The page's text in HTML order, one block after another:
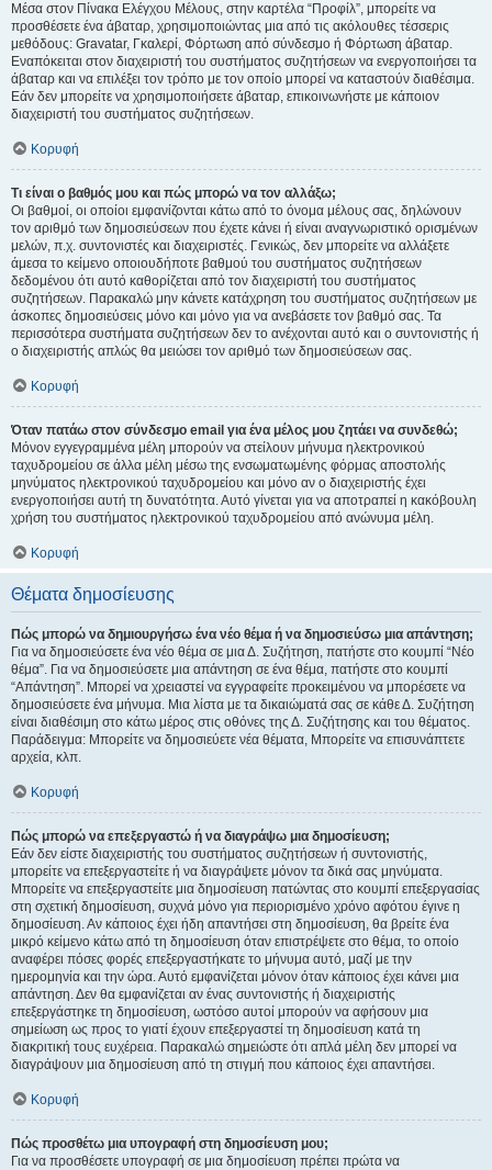
Μέσα στον Πίνακα Ελέγχου Μέλους, στην καρτέλα “Προφίλ”, μπορείτε να
προσθέσετε ένα άβαταρ, χρησιμοποιώντας μια από τις ακόλουθες τέσσερις
μεθόδους: Gravatar, Γκαλερί, Φόρτωση από σύνδεσμο ή Φόρτωση άβαταρ.
Εναπόκειται στον διαχειριστή του συστήματος συζητήσεων να ενεργοποιήσει τα
άβαταρ και να επιλέξει τον τρόπο με τον οποίο μπορεί να καταστούν διαθέσιμα.
Εάν δεν μπορείτε να χρησιμοποιήσετε άβαταρ, επικοινωνήστε με κάποιον
διαχειριστή του συστήματος συζητήσεων.
Κορυφή
Τι είναι ο βαθμός μου και πώς μπορώ να τον αλλάξω;
Οι βαθμοί, οι οποίοι εμφανίζονται κάτω από το όνομα μέλους σας, δηλώνουν
τον αριθμό των δημοσιεύσεων που έχετε κάνει ή είναι αναγνωριστικό ορισμένων
μελών, π.χ. συντονιστές και διαχειριστές. Γενικώς, δεν μπορείτε να αλλάξετε
άμεσα το κείμενο οποιουδήποτε βαθμού του συστήματος συζητήσεων
δεδομένου ότι αυτό καθορίζεται από τον διαχειριστή του συστήματος
συζητήσεων. Παρακαλώ μην κάνετε κατάχρηση του συστήματος συζητήσεων με
άσκοπες δημοσιεύσεις μόνο και μόνο για να ανεβάσετε τον βαθμό σας. Τα
περισσότερα συστήματα συζητήσεων δεν το ανέχονται αυτό και ο συντονιστής ή
ο διαχειριστής απλώς θα μειώσει τον αριθμό των δημοσιεύσεων σας.
Κορυφή
Όταν πατάω στον σύνδεσμο email για ένα μέλος μου ζητάει να συνδεθώ;
Μόνον εγγεγραμμένα μέλη μπορούν να στείλουν μήνυμα ηλεκτρονικού
ταχυδρομείου σε άλλα μέλη μέσω της ενσωματωμένης φόρμας αποστολής
μηνύματος ηλεκτρονικού ταχυδρομείου και μόνο αν ο διαχειριστής έχει
ενεργοποιήσει αυτή τη δυνατότητα. Αυτό γίνεται για να αποτραπεί η κακόβουλη
χρήση του συστήματος ηλεκτρονικού ταχυδρομείου από ανώνυμα μέλη.
Κορυφή
Θέματα δημοσίευσης
Πώς μπορώ να δημιουργήσω ένα νέο θέμα ή να δημοσιεύσω μια απάντηση;
Για να δημοσιεύσετε ένα νέο θέμα σε μια Δ. Συζήτηση, πατήστε στο κουμπί “Νέο
θέμα”. Για να δημοσιεύσετε μια απάντηση σε ένα θέμα, πατήστε στο κουμπί
“Απάντηση”. Μπορεί να χρειαστεί να εγγραφείτε προκειμένου να μπορέσετε να
δημοσιεύσετε ένα μήνυμα. Μια λίστα με τα δικαιώματά σας σε κάθε Δ. Συζήτηση
είναι διαθέσιμη στο κάτω μέρος στις οθόνες της Δ. Συζήτησης και του θέματος.
Παράδειγμα: Μπορείτε να δημοσιεύετε νέα θέματα, Μπορείτε να επισυνάπτετε
αρχεία, κλπ.
Κορυφή
Πώς μπορώ να επεξεργαστώ ή να διαγράψω μια δημοσίευση;
Εάν δεν είστε διαχειριστής του συστήματος συζητήσεων ή συντονιστής,
μπορείτε να επεξεργαστείτε ή να διαγράψετε μόνον τα δικά σας μηνύματα.
Μπορείτε να επεξεργαστείτε μια δημοσίευση πατώντας στο κουμπί επεξεργασίας
στη σχετική δημοσίευση, συχνά μόνο για περιορισμένο χρόνο αφότου έγινε η
δημοσίευση. Αν κάποιος έχει ήδη απαντήσει στη δημοσίευση, θα βρείτε ένα
μικρό κείμενο κάτω από τη δημοσίευση όταν επιστρέψετε στο θέμα, το οποίο
αναφέρει πόσες φορές επεξεργαστήκατε το μήνυμα αυτό, μαζί με την
ημερομηνία και την ώρα. Αυτό εμφανίζεται μόνον όταν κάποιος έχει κάνει μια
απάντηση. Δεν θα εμφανίζεται αν ένας συντονιστής ή διαχειριστής
επεξεργάστηκε τη δημοσίευση, ωστόσο αυτοί μπορούν να αφήσουν μια
σημείωση ως προς το γιατί έχουν επεξεργαστεί τη δημοσίευση κατά τη
διακριτική τους ευχέρεια. Παρακαλώ σημειώστε ότι απλά μέλη δεν μπορεί να
διαγράψουν μια δημοσίευση από τη στιγμή που κάποιος έχει απαντήσει.
Κορυφή
Πώς προσθέτω μια υπογραφή στη δημοσίευση μου;
Για να προσθέσετε υπογραφή σε μια δημοσίευση πρέπει πρώτα να